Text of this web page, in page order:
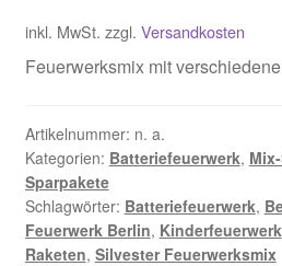
ist:
€500.00.
inkl. MwSt. zzgl. Versandkosten
Feuerwerksmix mit
Artikelnummer: n. a.
Kategorien: Batteriefeuerwerk,
Sparpakete
Schlagwörter: Batteriefeuerwerk,
Feuerwerk Berlin, Kinderfeuerwerk
Raketen, Silvester Feuerwerksmix